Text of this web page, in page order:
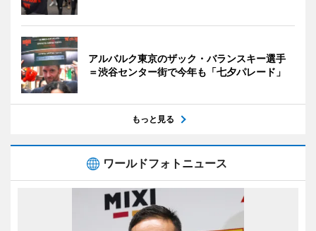
アルバルク東京のザック・バランスキー選手
＝渋谷センター街で今年も「七夕パレード」
もっと見る
ワールドフォトニュース